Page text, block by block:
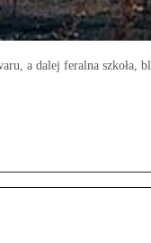
a dalej feralna szkoła,